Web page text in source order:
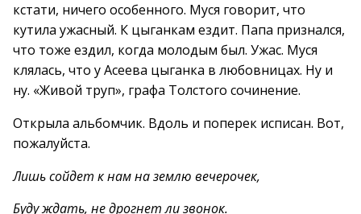
кстати, ничего особенного. Муся говорит, что
кутила ужасный. К цыганкам ездит. Папа признался,
что тоже ездил, когда молодым был. Ужас. Муся
клялась, что у Асеева цыганка в любовницах. Ну и
ну. «Живой труп», графа Толстого сочинение.
Открыла альбомчик. Вдоль и поперек исписан. Вот,
пожалуйста.
Лишь сойдет к нам на землю вечерочек,
Буду ждать, не дрогнет ли звонок.